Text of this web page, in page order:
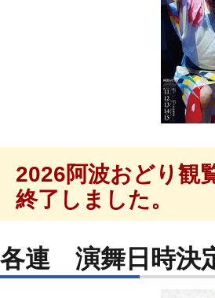
2026阿波おどり観
終了しました。
各連 演舞日時決